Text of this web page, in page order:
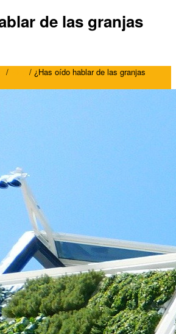
de las granjas
/ / ¿Has oído hablar de las granjas